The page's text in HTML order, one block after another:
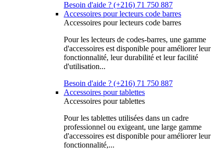
Besoin d'aide ? (+216) 71 750 887
Accessoires pour lecteurs code barres
Accessoires pour lecteurs code barres
Pour les lecteurs de codes-barres, une gamme
d'accessoires est disponible pour améliorer leur
fonctionnalité, leur durabilité et leur facilité
d'utilisation...
Besoin d'aide ? (+216) 71 750 887
Accessoires pour tablettes
Accessoires pour tablettes
Pour les tablettes utilisées dans un cadre
professionnel ou exigeant, une large gamme
d'accessoires est disponible pour améliorer leur
fonctionnalité,...